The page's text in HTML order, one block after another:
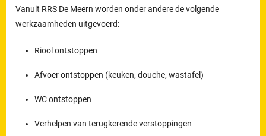
Vanuit RRS De Meern worden onder andere de volgende
werkzaamheden uitgevoerd:
Riool ontstoppen
Afvoer ontstoppen (keuken, douche, wastafel)
WC ontstoppen
Verhelpen van terugkerende verstoppingen